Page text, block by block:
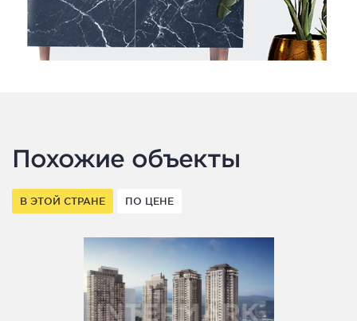
Похожие объекты
В ЭТОЙ СТРАНЕ ПО ЦЕНЕ